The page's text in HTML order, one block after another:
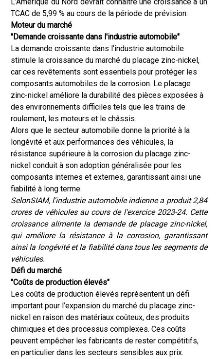
TCAC de 5,99 % au cours de la période de prévision.
Moteur du marché
"Demande croissante dans l'industrie automobile"
La demande croissante dans l’industrie automobile
stimule la croissance du marché du placage zinc-nickel,
car ces revêtements sont essentiels pour protéger les
composants automobiles de la corrosion. Le placage
zinc-nickel améliore la durabilité des pièces exposées à
des environnements difficiles tels que les trains de
roulement, les moteurs et le châssis.
Alors que le secteur automobile donne la priorité à la
longévité et aux performances des véhicules, la
résistance supérieure à la corrosion du placage zinc-
nickel conduit à son adoption généralisée pour les
composants internes et externes, garantissant ainsi une
fiabilité à long terme.
SelonSIAM, l'industrie automobile indienne a produit 2,84
crores de véhicules au cours de l'exercice 2023-24. Cette
croissance alimente la demande de placage zinc-nickel,
qui améliore la résistance à la corrosion, garantissant
ainsi la longévité et la fiabilité dans tous les segments de
véhicules.
Défi du marché
"Coûts de production élevés"
Les coûts de production élevés représentent un défi
important pour l’expansion du marché du placage zinc-
nickel en raison des matériaux coûteux, des produits
chimiques et des processus complexes. Ces coûts
peuvent empêcher les fabricants de rester compétitifs,
en particulier dans les secteurs sensibles aux prix.